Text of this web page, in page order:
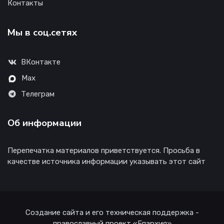
Контакты
Мы в соц.сетях
ВКонтакте
Max
Телеграм
Об информации
Перепечатка материалов приветствуется. Просьба в
качестве источника информации указывать этот сайт
Создание сайта и его техническая поддержка -